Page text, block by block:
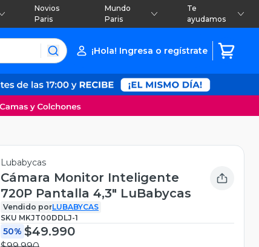
Novios
Paris
Mundo
Paris
Te
ayudamos
¡Hola! Ingresa o regístrate
Lubabycas
Cámara Monitor Inteligente
720P Pantalla 4,3″ LuBabycas
Vendido porLUBABYCAS
SKU MKJT00DDLJ-1
50% $49.990